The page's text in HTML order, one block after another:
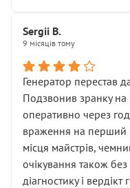
Sergii B.
9 місяців тому
Генератор перестав
Подзвонив зранку на
оперативно через
враження на перший
місця майстрів,
очікування також
діагностику і